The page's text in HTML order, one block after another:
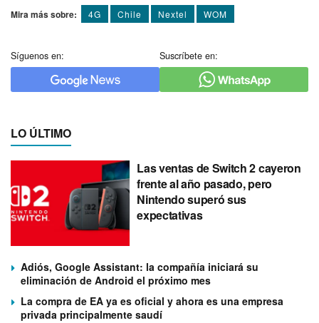
Mira más sobre: 4G Chile Nextel WOM
Síguenos en: Suscríbete en:
LO ÚLTIMO
Las ventas de Switch 2 cayeron
frente al año pasado, pero
Nintendo superó sus
expectativas
Adiós, Google Assistant: la compañía iniciará su
eliminación de Android el próximo mes
La compra de EA ya es oficial y ahora es una empresa
privada principalmente saudí